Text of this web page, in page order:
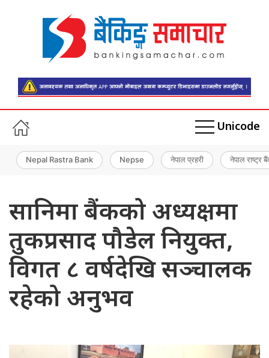
Unicode
Nepal Rastra Bank Nepse नेपाल प्रहरी नेपाल राष्ट्र
सानिमा बैंकको अध्यक्षमा
तुकप्रसाद पौडेल नियुक्त,
विगत ८ वर्षदेखि सञ्चालक
रहेको अनुभव